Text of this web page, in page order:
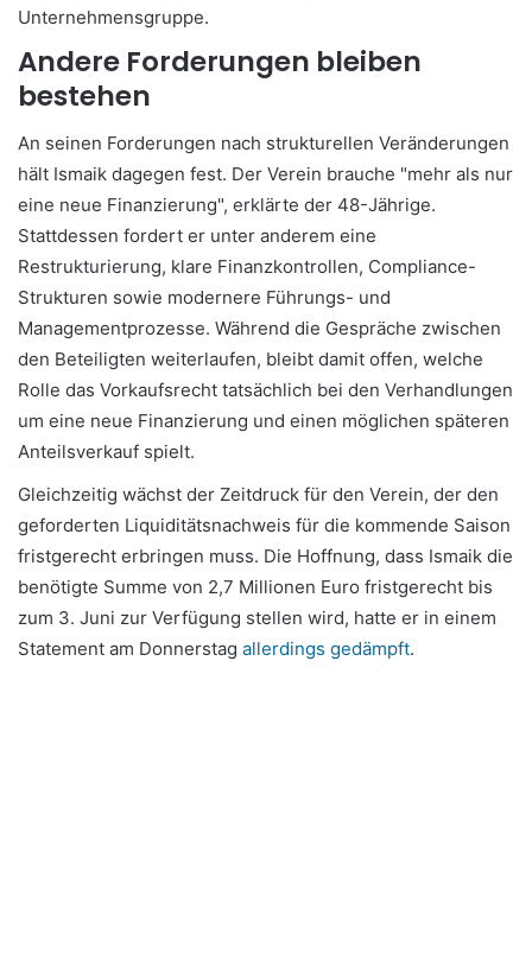
Unternehmensgruppe.
Andere Forderungen bleiben
bestehen
An seinen Forderungen nach strukturellen Veränderungen
hält Ismaik dagegen fest. Der Verein brauche "mehr als nur
eine neue Finanzierung", erklärte der 48-Jährige.
Stattdessen fordert er unter anderem eine
Restrukturierung, klare Finanzkontrollen, Compliance-
Strukturen sowie modernere Führungs- und
Managementprozesse. Während die Gespräche zwischen
den Beteiligten weiterlaufen, bleibt damit offen, welche
Rolle das Vorkaufsrecht tatsächlich bei den Verhandlungen
um eine neue Finanzierung und einen möglichen späteren
Anteilsverkauf spielt.
Gleichzeitig wächst der Zeitdruck für den Verein, der den
geforderten Liquiditätsnachweis für die kommende Saison
fristgerecht erbringen muss. Die Hoffnung, dass Ismaik die
benötigte Summe von 2,7 Millionen Euro fristgerecht bis
zum 3. Juni zur Verfügung stellen wird, hatte er in einem
Statement am Donnerstag allerdings gedämpft.